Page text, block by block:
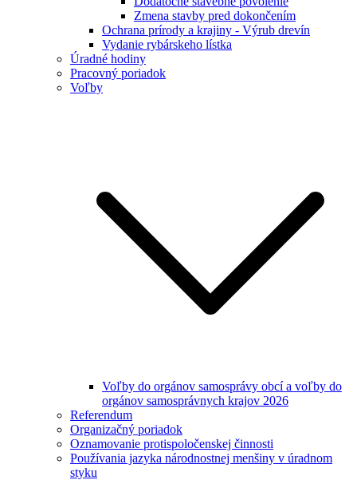
Zmena stavby pred dokončením
Ochrana prírody a krajiny - Výrub drevín
Vydanie rybárskeho lístka
Úradné hodiny
Pracovný poriadok
Voľby
Voľby do orgánov samosprávy obcí a voľby do
orgánov samosprávnych krajov 2026
Referendum
Organizačný poriadok
Oznamovanie protispoločenskej činnosti
Používania jazyka národnostnej menšiny v úradnom
styku